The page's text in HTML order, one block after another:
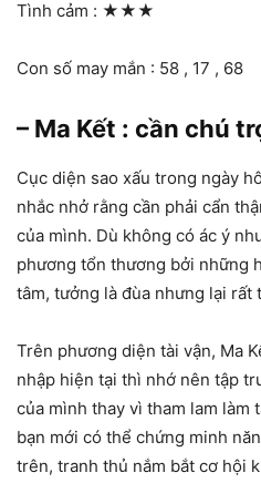
Tình cảm : ★★★
Con số may mắn : 58 , 17 , 68
– Ma Kết : cần chú
Cục diện sao xấu trong ngày
nhắc nhở rằng cần phải cẩn
của mình. Dù không có ác ý
phương tổn thương bởi những
tâm, tưởng là đùa nhưng lại rất
Trên phương diện tài vận, Ma
nhập hiện tại thì nhớ nên tập
của mình thay vì tham lam làm
bạn mới có thể chứng minh
trên, tranh thủ nắm bắt cơ hội